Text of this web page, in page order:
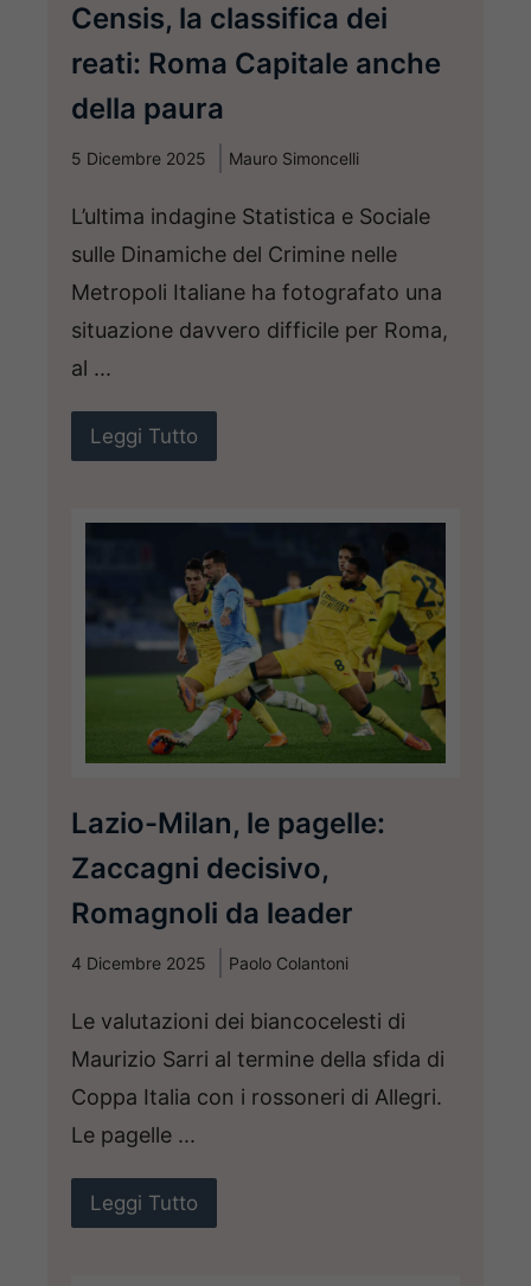
Censis, la classifica dei
reati: Roma Capitale anche
della paura
5 Dicembre 2025 Mauro Simoncelli
L’ultima indagine Statistica e Sociale
sulle Dinamiche del Crimine nelle
Metropoli Italiane ha fotografato una
situazione davvero difficile per Roma,
al ...
Leggi Tutto
Lazio-Milan, le pagelle:
Zaccagni decisivo,
Romagnoli da leader
4 Dicembre 2025 Paolo Colantoni
Le valutazioni dei biancocelesti di
Maurizio Sarri al termine della sfida di
Coppa Italia con i rossoneri di Allegri.
Le pagelle ...
Leggi Tutto